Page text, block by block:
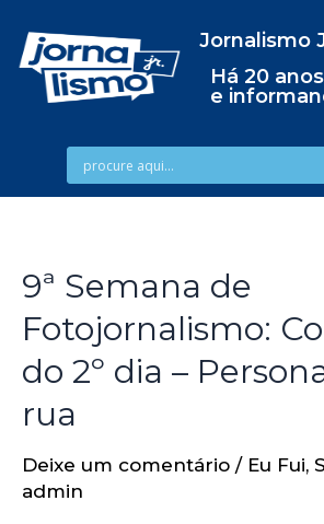
Jornalismo
Há 20
e
9ª Semana de
Fotojornalismo:
do 2º dia –
rua
Deixe um comentário / Eu Fui,
admin